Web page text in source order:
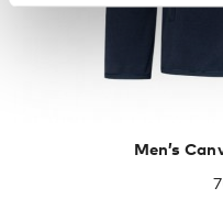
Men’s